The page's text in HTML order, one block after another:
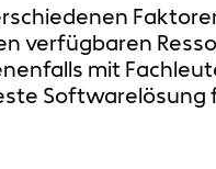
verfügbaren
mit
Softwarelösung